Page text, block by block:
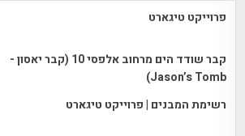
פרוייקט טיגארט
קבר שודד הים מרחוב אלפסי 10 (קבר יאסון -
Jason’s Tomb)
רשימת המבנים | פרוייקט טיגארט